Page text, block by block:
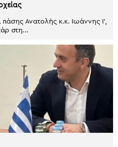
πάσης Ανατολής κ.κ. Ιωάννης Ι’,
στη...